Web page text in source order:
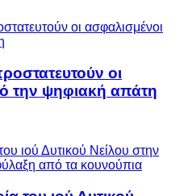
οι
την ψηφιακή απάτη